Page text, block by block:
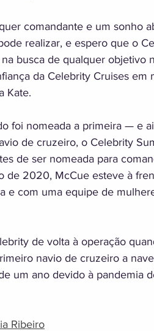
comandante e um sonho
realizar, e espero que o
busca de qualquer objetivo
da Celebrity Cruises em
Kate.
foi nomeada a primeira — e
de cruzeiro, o Celebrity
de ser nomeada para
de 2020, McCue esteve à
e com uma equipe de
de volta à operação
navio de cruzeiro a
um ano devido à pandemia
Ribeiro